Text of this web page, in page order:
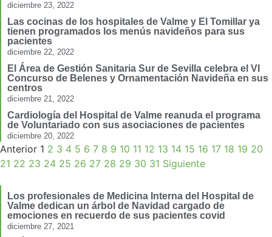
diciembre 23, 2022
Las cocinas de los hospitales de Valme y El Tomillar ya
tienen programados los menús navideños para sus
pacientes
diciembre 22, 2022
El Área de Gestión Sanitaria Sur de Sevilla celebra el VI
Concurso de Belenes y Ornamentación Navideña en sus
centros
diciembre 21, 2022
Cardiología del Hospital de Valme reanuda el programa
de Voluntariado con sus asociaciones de pacientes
diciembre 20, 2022
Anterior 1 2 3 4 5 6 7 8 9 10 11 12 13 14 15 16 17 18 19 20
21 22 23 24 25 26 27 28 29 30 31 Siguiente
Los profesionales de Medicina Interna del Hospital de
Valme dedican un árbol de Navidad cargado de
emociones en recuerdo de sus pacientes covid
diciembre 27, 2021